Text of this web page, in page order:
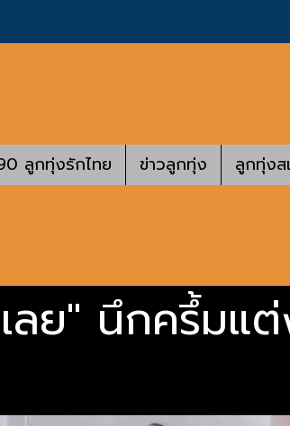
ลูกทุ่งรักไทย ข่าวลูกทุ่ง ลูกทุ่ง
ลย" นึกครึ้มแ